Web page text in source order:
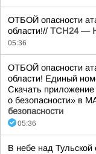
ОТБОЙ опасности
области!// ТСН24 —
05:36
ОТБОЙ опасности
области! Единый
Скачать
о безопасности» в
безопасности
05:36
В небе над